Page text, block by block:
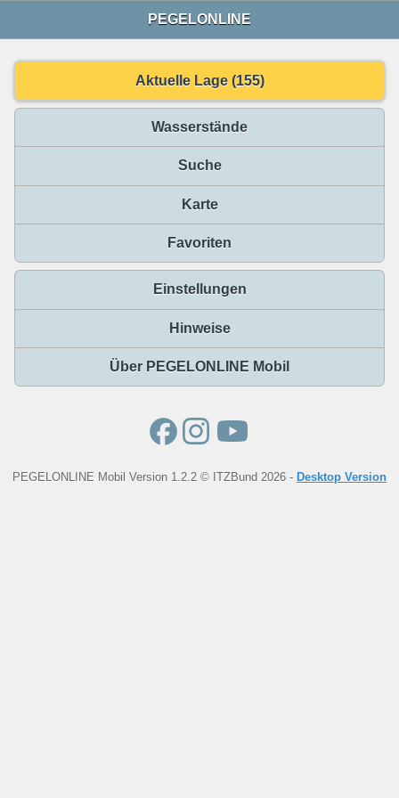
PEGELONLINE
Aktuelle Lage (155)
Wasserstände
Suche
Karte
Favoriten
Einstellungen
Hinweise
Über PEGELONLINE Mobil
PEGELONLINE Mobil Version 1.2.2 © ITZBund 2026 - Desktop Version